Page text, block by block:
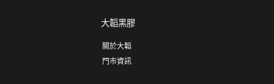
大韜黑膠
關於大韜
門市資訊